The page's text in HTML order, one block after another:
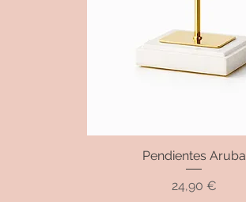
Vista rápida
Pendientes Aruba
Precio
24,90 €